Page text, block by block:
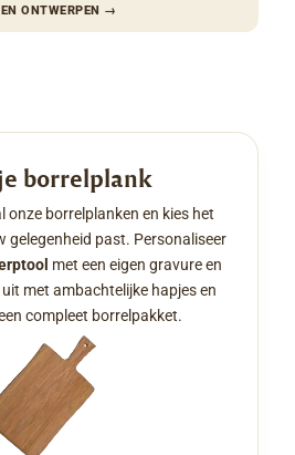
ONTWERPEN →
borrelplank
onze borrelplanken en kies het
gelegenheid past. Personaliseer
met een eigen gravure en
met ambachtelijke hapjes en
compleet borrelpakket.